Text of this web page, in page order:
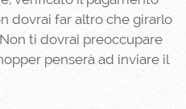
dovrai far altro che girarlo
ti dovrai preoccupare
penserà ad inviare il